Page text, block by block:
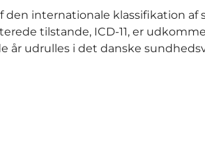
den internationale klassifikation
tilstande, ICD-11, er
år udrulles i det danske